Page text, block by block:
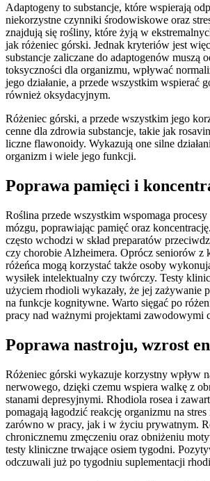
Adaptogeny to substancje, które wspierają
niekorzystne czynniki środowiskowe oraz
znajdują się rośliny, które żyją w
jak różeniec górski. Jednak kryteriów jest
substancje zaliczane do adaptogenów muszą
toksyczności dla organizmu, wpływać
jego działanie, a przede wszystkim wspierać
również oksydacyjnym.
Różeniec górski, a przede wszystkim jego
cenne dla zdrowia substancje, takie jak
liczne flawonoidy. Wykazują one silne
organizm i wiele jego funkcji.
Poprawa pamięci i
Roślina przede wszystkim wspomaga procesy
mózgu, poprawiając pamięć oraz
często wchodzi w skład preparatów
czy chorobie Alzheimera. Oprócz seniorów z
różeńca mogą korzystać także osoby
wysiłek intelektualny czy twórczy. Testy
użyciem rhodioli wykazały, że jej zażywanie
na funkcje kognitywne. Warto sięgać po
pracy nad ważnymi projektami zawodowymi
Poprawa nastroju, wzrost
Różeniec górski wykazuje korzystny wpływ
nerwowego, dzięki czemu wspiera walkę z
stanami depresyjnymi. Rhodiola rosea i
pomagają łagodzić reakcję organizmu na
zarówno w pracy, jak i w życiu prywatnym.
chronicznemu zmęczeniu oraz obniżeniu
testy kliniczne trwające osiem tygodni.
odczuwali już po tygodniu suplementacji